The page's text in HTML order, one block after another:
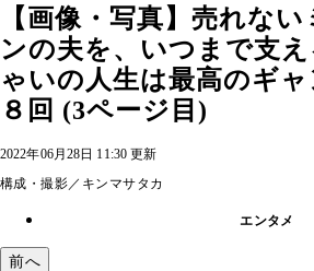
【画像・写真】売れな
ンの夫を、いつまで支
ゃいの人生は最高のギ
８回 (3ページ目)
2022年06月28日 11:30 更新
構成・撮影／キンマサタカ
エンタメ
前へ